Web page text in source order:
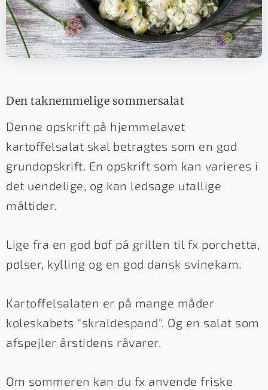
Den taknemmelige sommersalat
Denne opskrift på hjemmelavet
kartoffelsalat skal betragtes som en god
grundopskrift. En opskrift som kan varieres i
det uendelige, og kan ledsage utallige
måltider.
Lige fra en god bøf på grillen til fx porchetta,
pølser, kylling og en god dansk svinekam.
Kartoffelsalaten er på mange måder
køleskabets "skraldespand". Og en salat som
afspejler årstidens råvarer.
Om sommeren kan du fx anvende friske